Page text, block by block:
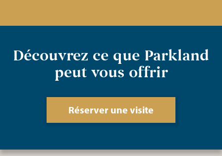
Découvrez ce que Parkland
peut vous offrir
Réserver une visite